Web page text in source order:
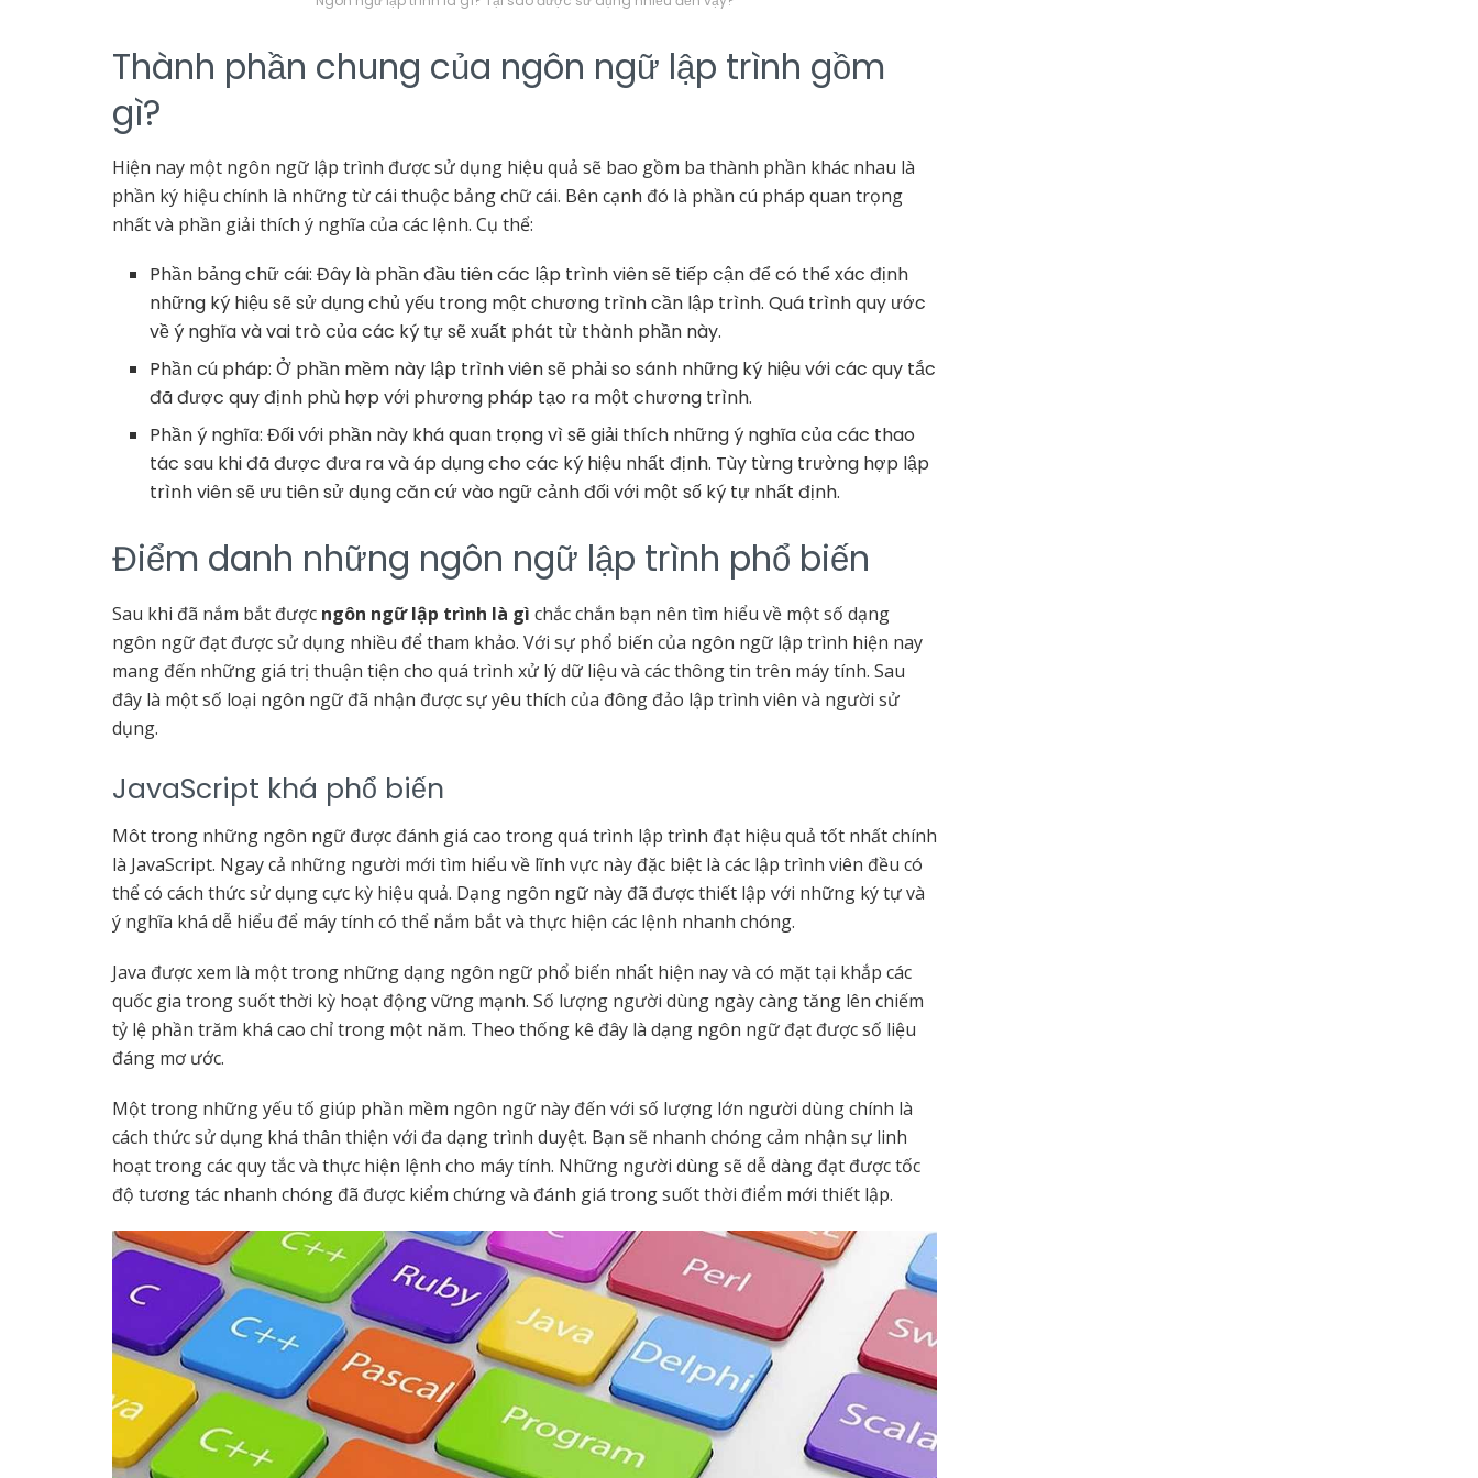
Thành phần chung của ngôn ngữ lập trình gồm
gì?
Hiện nay một ngôn ngữ lập trình được sử dụng hiệu quả sẽ bao gồm ba thành phần khác nhau là
phần ký hiệu chính là những từ cái thuộc bảng chữ cái. Bên cạnh đó là phần cú pháp quan trọng
nhất và phần giải thích ý nghĩa của các lệnh. Cụ thể:
Phần bảng chữ cái: Đây là phần đầu tiên các lập trình viên sẽ tiếp cận để có thể xác định
những ký hiệu sẽ sử dụng chủ yếu trong một chương trình cần lập trình. Quá trình quy ước
về ý nghĩa và vai trò của các ký tự sẽ xuất phát từ thành phần này.
Phần cú pháp: Ở phần mềm này lập trình viên sẽ phải so sánh những ký hiệu với các quy tắc
đã được quy định phù hợp với phương pháp tạo ra một chương trình.
Phần ý nghĩa: Đối với phần này khá quan trọng vì sẽ giải thích những ý nghĩa của các thao
tác sau khi đã được đưa ra và áp dụng cho các ký hiệu nhất định. Tùy từng trường hợp lập
trình viên sẽ ưu tiên sử dụng căn cứ vào ngữ cảnh đối với một số ký tự nhất định.
Điểm danh những ngôn ngữ lập trình phổ biến
Sau khi đã nắm bắt được ngôn ngữ lập trình là gì chắc chắn bạn nên tìm hiểu về một số dạng
ngôn ngữ đạt được sử dụng nhiều để tham khảo. Với sự phổ biến của ngôn ngữ lập trình hiện nay
mang đến những giá trị thuận tiện cho quá trình xử lý dữ liệu và các thông tin trên máy tính. Sau
đây là một số loại ngôn ngữ đã nhận được sự yêu thích của đông đảo lập trình viên và người sử
dụng.
JavaScript khá phổ biến
Môt trong những ngôn ngữ được đánh giá cao trong quá trình lập trình đạt hiệu quả tốt nhất chính
là JavaScript. Ngay cả những người mới tìm hiểu về lĩnh vực này đặc biệt là các lập trình viên đều có
thể có cách thức sử dụng cực kỳ hiệu quả. Dạng ngôn ngữ này đã được thiết lập với những ký tự và
ý nghĩa khá dễ hiểu để máy tính có thể nắm bắt và thực hiện các lệnh nhanh chóng.
Java được xem là một trong những dạng ngôn ngữ phổ biến nhất hiện nay và có mặt tại khắp các
quốc gia trong suốt thời kỳ hoạt động vững mạnh. Số lượng người dùng ngày càng tăng lên chiếm
tỷ lệ phần trăm khá cao chỉ trong một năm. Theo thống kê đây là dạng ngôn ngữ đạt được số liệu
đáng mơ ước.
Một trong những yếu tố giúp phần mềm ngôn ngữ này đến với số lượng lớn người dùng chính là
cách thức sử dụng khá thân thiện với đa dạng trình duyệt. Bạn sẽ nhanh chóng cảm nhận sự linh
hoạt trong các quy tắc và thực hiện lệnh cho máy tính. Những người dùng sẽ dễ dàng đạt được tốc
độ tương tác nhanh chóng đã được kiểm chứng và đánh giá trong suốt thời điểm mới thiết lập.